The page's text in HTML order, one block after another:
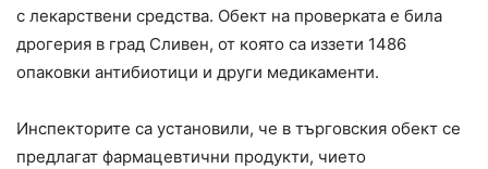
с лекарствени средства. Обект на проверката е била
дрогерия в град Сливен, от която са иззети 1486
опаковки антибиотици и други медикаменти.
Инспекторите са установили, че в търговския обект се
предлагат фармацевтични продукти, чието